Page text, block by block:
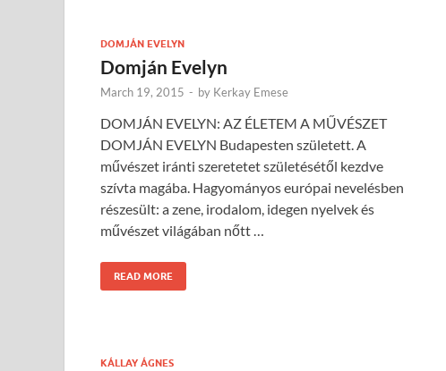
DOMJÁN EVELYN
Domján Evelyn
March 19, 2015 - by Kerkay Emese
DOMJÁN EVELYN: AZ ÉLETEM A MŰVÉSZET
DOMJÁN EVELYN Budapesten született. A
művészet iránti szeretetet születésétől kezdve
szívta magába. Hagyományos európai nevelésben
részesült: a zene, irodalom, idegen nyelvek és
művészet világában nőtt …
READ MORE
KÁLLAY ÁGNES